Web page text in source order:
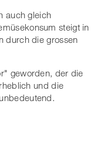
auch gleich
steigt in
durch die grossen
geworden, der die
und die